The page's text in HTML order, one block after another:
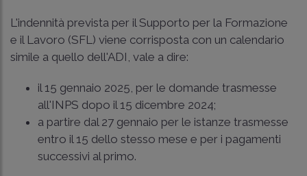
L'indennità prevista per il Supporto per la Formazione
e il Lavoro (SFL) viene corrisposta con un calendario
simile a quello dell'ADI, vale a dire:
il 15 gennaio 2025, per le domande trasmesse
all'INPS dopo il 15 dicembre 2024;
a partire dal 27 gennaio per le istanze trasmesse
entro il 15 dello stesso mese e per i pagamenti
successivi al primo.